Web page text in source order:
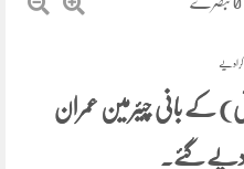
کے بانی چیئرمین عمران
گئے۔